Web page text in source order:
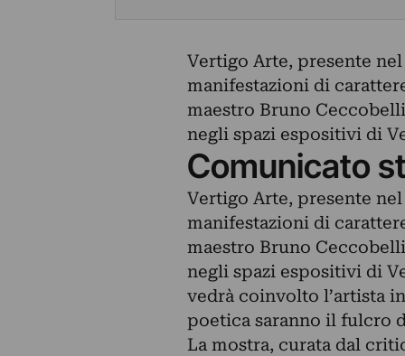
Vertigo Arte, presente
manifestazioni di
maestro Bruno
negli spazi espositivi di
Comunicato
Vertigo Arte, presente
manifestazioni di
maestro Bruno
negli spazi espositivi di
vedrà coinvolto l’artista
poetica saranno il fulcro
La mostra, curata dal